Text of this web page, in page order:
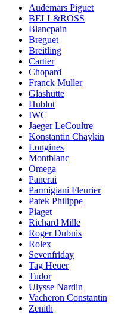
Audemars Piguet
BELL&ROSS
Blancpain
Breguet
Breitling
Cartier
Chopard
Franck Muller
Glashütte
Hublot
IWC
Jaeger LeCoultre
Konstantin Chaykin
Longines
Montblanc
Omega
Panerai
Parmigiani Fleurier
Patek Philippe
Piaget
Richard Mille
Roger Dubuis
Rolex
Sevenfriday
Tag Heuer
Tudor
Ulysse Nardin
Vacheron Constantin
Zenith